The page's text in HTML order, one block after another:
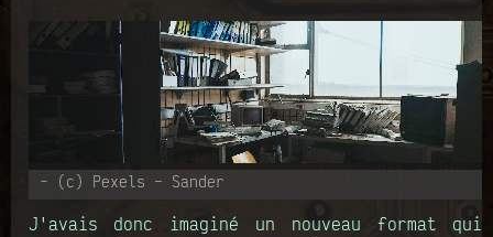
- (c) Pexels – Sander
J'avais donc imaginé un nouveau format qui